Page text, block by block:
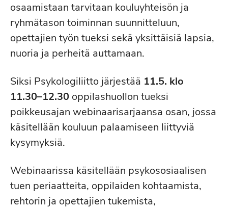
osaamistaan tarvitaan kouluyhteisön ja
ryhmätason toiminnan suunnitteluun,
opettajien työn tueksi sekä yksittäisiä lapsia,
nuoria ja perheitä auttamaan.
Siksi Psykologiliitto järjestää 11.5. klo
11.30–12.30 oppilashuollon tueksi
poikkeusajan webinaarisarjaansa osan, jossa
käsitellään kouluun palaamiseen liittyviä
kysymyksiä.
Webinaarissa käsitellään psykososiaalisen
tuen periaatteita, oppilaiden kohtaamista,
rehtorin ja opettajien tukemista,